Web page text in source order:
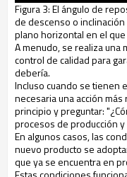
Figura 3: El ángulo de
de descenso o
plano horizontal en el
A menudo, se realiza una
control de calidad para
debería.
Incluso cuando se tienen
necesaria una acción
principio y preguntar:
procesos de producción y
En algunos casos, las
nuevo producto se
que ya se encuentra en